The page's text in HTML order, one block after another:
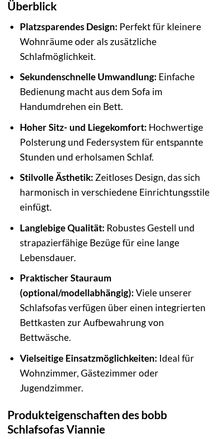
Überblick
Platzsparendes Design: Perfekt für kleinere
Wohnräume oder als zusätzliche
Schlafmöglichkeit.
Sekundenschnelle Umwandlung: Einfache
Bedienung macht aus dem Sofa im
Handumdrehen ein Bett.
Hoher Sitz- und Liegekomfort: Hochwertige
Polsterung und Federsystem für entspannte
Stunden und erholsamen Schlaf.
Stilvolle Ästhetik: Zeitloses Design, das sich
harmonisch in verschiedene Einrichtungsstile
einfügt.
Langlebige Qualität: Robustes Gestell und
strapazierfähige Bezüge für eine lange
Lebensdauer.
Praktischer Stauraum
(optional/modellabhängig): Viele unserer
Schlafsofas verfügen über einen integrierten
Bettkasten zur Aufbewahrung von
Bettwäsche.
Vielseitige Einsatzmöglichkeiten: Ideal für
Wohnzimmer, Gästezimmer oder
Jugendzimmer.
Produkteigenschaften des bobb
Schlafsofas Viannie